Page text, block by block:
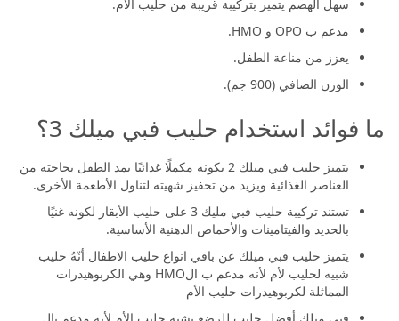
سهل الهضم يتميز بتركيبة قريبة من حليب الأم.
مدعم ب OPO و HMO.
يعزز من مناعة الطفل.
ما فوائد استخدام حليب فبي ميلك 3؟
يتميز حليب فبي ميلك 2 بكونه مكملًا غذائيًا يمد الطفل بحاجته من
العناصر الغذائية ويزيد من تحفيز شهيته لتناول الأطعمة الأخرى.
تستند تركيبة حليب فبي مليك 3 على حليب الأبقار لكونه غنيًا
بالحديد والفيتامينات والأحماض الدهنية الأساسية.
يتميز حليب فبي ميلك عن باقي انواع حليب الاطفال أنّهُ حليب
المماثلة لكربوهيدرات حليب الأم